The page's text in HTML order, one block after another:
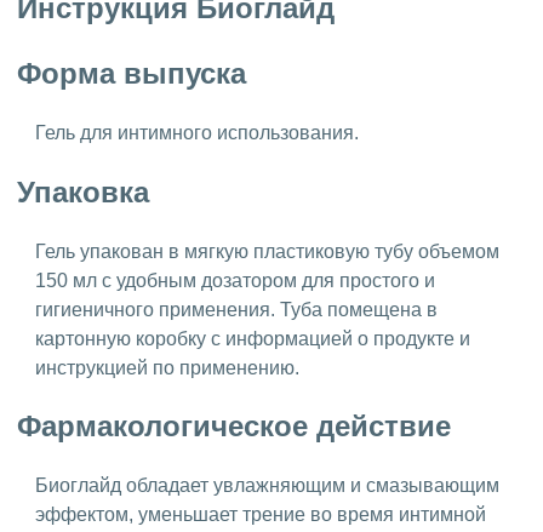
Инструкция Биоглайд
Форма выпуска
Гель для интимного использования.
Упаковка
Гель упакован в мягкую пластиковую тубу объемом
150 мл с удобным дозатором для простого и
гигиеничного применения. Туба помещена в
картонную коробку с информацией о продукте и
инструкцией по применению.
Фармакологическое действие
Биоглайд обладает увлажняющим и смазывающим
эффектом, уменьшает трение во время интимной